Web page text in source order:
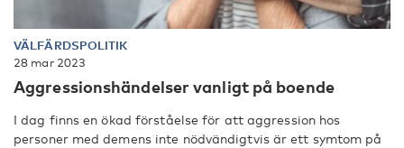
VÄLFÄRDSPOLITIK
28 mar 2023
Aggressionshändelser vanligt på boende
I dag finns en ökad förståelse för att aggression hos
personer med demens inte nödvändigtvis är ett symtom på